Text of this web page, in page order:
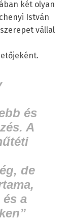
két olyan
István
vállal
és
A
de
a